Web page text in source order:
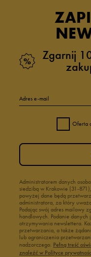
Zgarnij
Adres e-mail
Oferta
Administratorem danych
siedzibą w Krakowie (31-
powyżej dane będą
administratora, za który
Podając swój adres mailowy
handlowych. Podanie
otrzymywania newslettera.
przetwarzania, a także
lub ograniczenia
nadzorczego. Pełną treść
znaleźć w Polityce